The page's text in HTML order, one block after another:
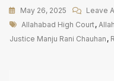
May 26, 2025 Leave
Tags
Allahabad High Court,
Justice Manju Rani Chauhan ,